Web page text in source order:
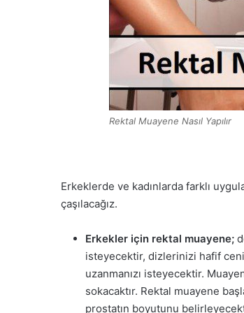
Rektal Muayene Nasıl Yapılır
Erkeklerde ve kadınlarda farklı
çaşılacağız.
Erkekler için rektal muayene;
isteyecektir, dizlerinizi hafif
uzanmanızı isteyecektir.
sokacaktır. Rektal muayene
prostatın boyutunu